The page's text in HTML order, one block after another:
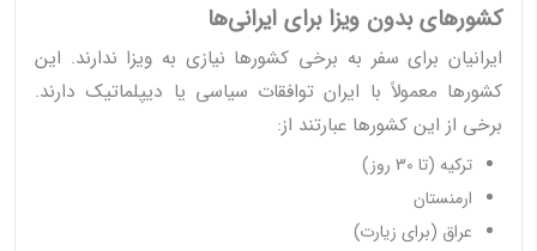
کشورهای بدون ویزا برای ایرانی‌ها
ایرانیان برای سفر به برخی کشورها نیازی به ویزا ندارند. این
کشورها معمولاً با ایران توافقات سیاسی یا دیپلماتیک دارند.
برخی از این کشورها عبارتند از:
ترکیه (تا 30 روز)
ارمنستان
عراق (برای زیارت)